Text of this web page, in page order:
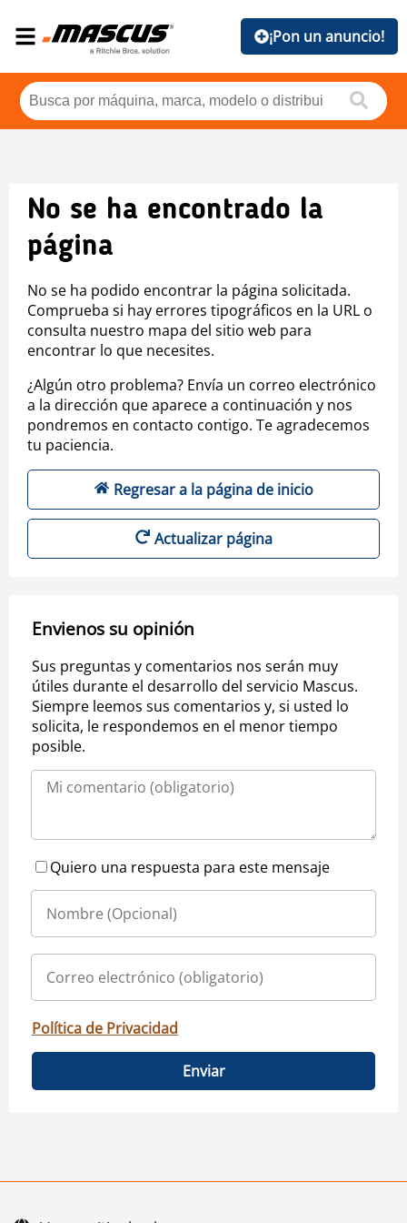
¡Pon un anuncio!
No se ha encontrado la
página
No se ha podido encontrar la página solicitada.
Comprueba si hay errores tipográficos en la URL o
consulta nuestro mapa del sitio web para
encontrar lo que necesites.
¿Algún otro problema? Envía un correo electrónico
a la dirección que aparece a continuación y nos
pondremos en contacto contigo. Te agradecemos
tu paciencia.
Regresar a la página de inicio
Actualizar página
Envienos su opinión
Sus preguntas y comentarios nos serán muy
útiles durante el desarrollo del servicio Mascus.
Siempre leemos sus comentarios y, si usted lo
solicita, le respondemos en el menor tiempo
posible.
Quiero una respuesta para este mensaje
Política de Privacidad
Enviar